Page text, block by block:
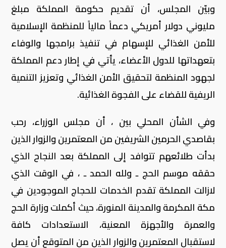
وبيّن المجلس، أن تقديم حكومة المملكة مبلغ
مليوني دولار أمريكي دعماً مالياً للمنظمة الإسلامية
للأمن الغذائي للإسهام في تنفيذ برامجها والوفاء
بتعهداتها للدول الأعضاء، يأتي في إطار دعم المملكة
لجهود المنظمة لتحقيق الأمن الغذائي وتعزيز التنمية
الريفية للقضاء على الفجوة الغذائية.
وفي الشأن المحلي بين ، أن مجلس الوزراء، رحب
بقاصدي الحرمين الشريفين من المعتمرين والزوار الذين
بدأت طلائعهم تتوافد إلى المملكة بعد النجاح الذي
حققه موسم الحج ـ ولله الحمد ـ ، في الوقت الذي
لازالت المملكة تقدم الخدمات للحجاج الموجودين في
مكة المكرمة والمدينة المنورة، حيث أكملت وزارة الحج
والعمرة والأجهزة المعنية، الاستعدادات كافة
لاستقبال المعتمرين والزوار الذين من المتوقع أن يصل